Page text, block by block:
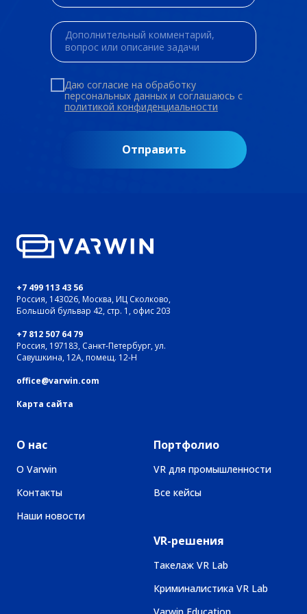
Даю согласие на обработку
персональных данных и соглашаюсь c
политикой конфиденциальности
Отправить
+7 499 113 43 56
Россия, 143026, Москва, ИЦ Сколково,
Большой бульвар 42, стр. 1, офис 203
+7 812 507 64 79
Россия, 197183, Санкт-Петербург, ул.
Савушкина, 12А, помещ. 12-Н
office@varwin.com
Карта сайта
О нас
О Varwin
Контакты
Наши новости
Портфолио
VR для промышленности
Все кейсы
VR-решения
Такелаж VR Lab
Криминалистика VR Lab